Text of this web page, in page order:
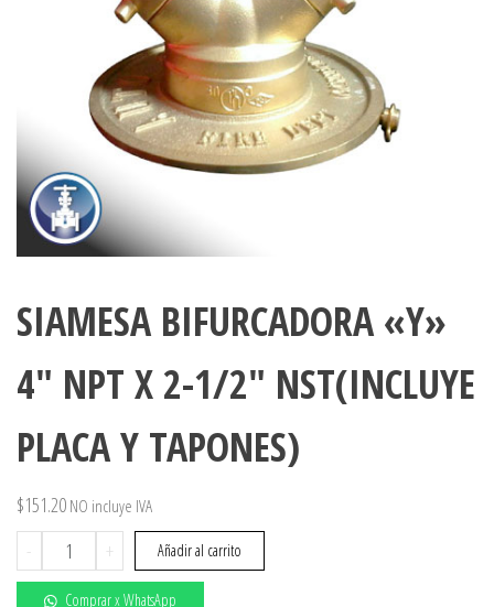
SIAMESA BIFURCADORA «Y»
4″ NPT X 2-1/2″ NST(INCLUYE
PLACA Y TAPONES)
$151.20 NO incluye IVA
-
SIAMESA
BIFURCADORA
"Y"
+ Añadir al carrito
Comprar x WhatsApp